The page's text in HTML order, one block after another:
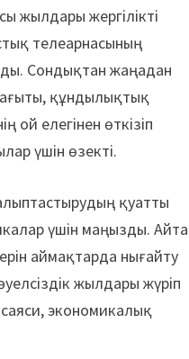
жылдары жергілікті
телеарнасының
Сондықтан жаңадан
құндылықтық
ой елегінен өткізіп
үшін өзекті.
қуатты
үшін маңызды. Айта
аймақтарда нығайту
жылдары жүріп
экономикалық